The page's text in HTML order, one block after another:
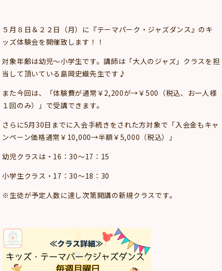
５月８日＆２２日（月）に『テーマパーク・ジャズダンス』のキ
ッズ体験会を開催致します！！
対象年齢は幼児～小学生です。講師は「大人のジャズ」クラスを担
当して頂いている島岡史織先生です♪
また今回は、「体験費が通常￥2,200が→￥500（税込、お一人様
１回のみ）」で受講できます。
さらに5月30日までに入会手続きをされた方対象で「入会金もキャ
ンペーン価格通常￥10,000→半額￥5,000（税込）」
幼児クラスは・16：30～17：15
小学生クラス・17：30～18：30
※生徒が予定人数に達し次第開講の新規クラスです。